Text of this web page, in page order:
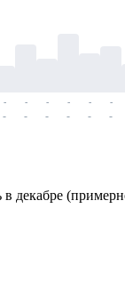
-
-
-
-
-
-
-
-
-
-
-
-